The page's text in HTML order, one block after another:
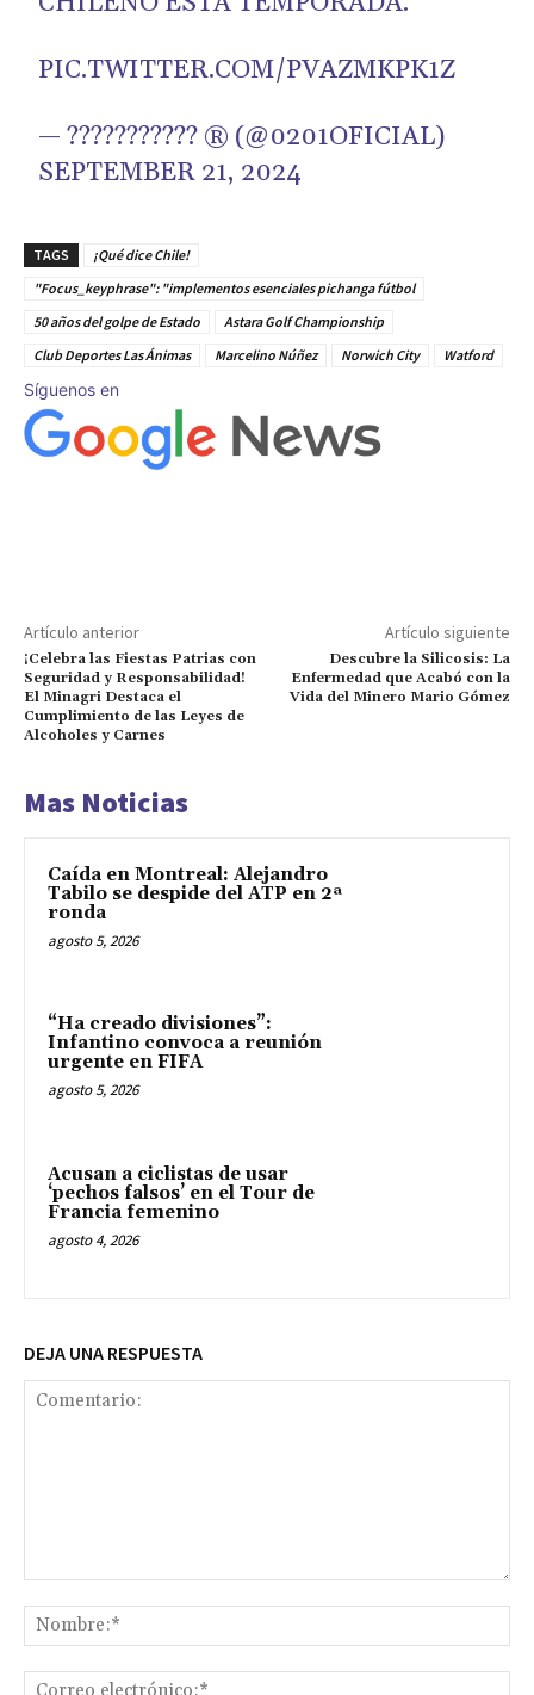
PIC.TWITTER.COM/PVAZMKPK1Z
— ??????????? ® (@0201OFICIAL)
SEPTEMBER 21, 2024
TAGS
¡Qué dice Chile!
"Focus_keyphrase": "implementos esenciales pichanga fútbol
50 años del golpe de Estado
Astara Golf Championship
Club Deportes Las Ánimas
Marcelino Núñez Norwich City Watford
Síguenos en
Artículo anterior
¡Celebra las Fiestas Patrias con
Seguridad y Responsabilidad!
El Minagri Destaca el
Cumplimiento de las Leyes de
Alcoholes y Carnes
Artículo siguiente
Descubre la Silicosis: La
Enfermedad que Acabó con la
Vida del Minero Mario Gómez
Mas Noticias
Caída en Montreal: Alejandro
Tabilo se despide del ATP en 2ª
ronda
agosto 5, 2026
“Ha creado divisiones”:
Infantino convoca a reunión
urgente en FIFA
agosto 5, 2026
Acusan a ciclistas de usar
‘pechos falsos’ en el Tour de
Francia femenino
agosto 4, 2026
DEJA UNA RESPUESTA